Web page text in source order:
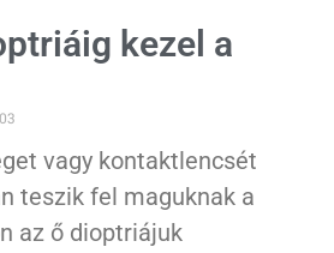
kezel a
vagy kontaktlencsét
teszik fel maguknak a
az ő dioptriájuk